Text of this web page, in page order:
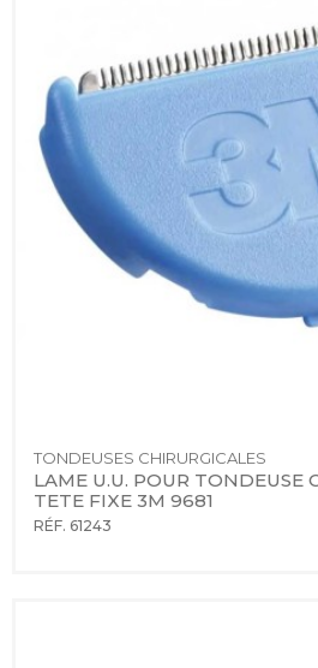
TONDEUSES CHIRURGICALES
LAME U.U. POUR TONDEUSE
TETE FIXE 3M 9681
RÉF. 61243